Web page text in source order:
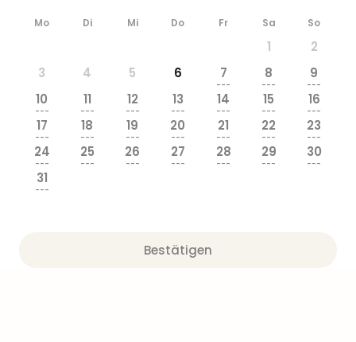
Mo Di Mi Do Fr Sa So
1
2
3
4 5 6 7
---
8
---
9
---
10
---
11
---
12
---
13
---
14
---
15
---
16
---
17
---
18
---
19
---
20
---
21
---
22
---
23
---
24
---
25
---
26
---
27
---
28
---
29
---
30
---
31
---
Bestätigen